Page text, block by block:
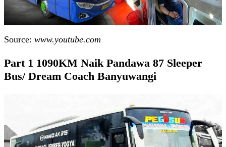
Source: www.youtube.com
Part 1 1090KM Naik Pandawa 87 Sleeper
Bus/ Dream Coach Banyuwangi